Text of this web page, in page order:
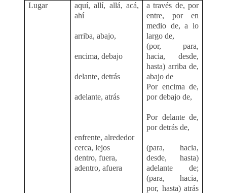
Lugar
aquí, allí, allá, acá,
ahí
arriba, abajo,
encima, debajo
delante, detrás
adelante, atrás
enfrente, alrededor
cerca, lejos
dentro, fuera,
adentro, afuera
a través de, por
entre, por en
medio de, a lo
largo de,
(por, para,
hacia, desde,
hasta) arriba de,
abajo de
Por encima de,
por debajo de,
Por delante de,
por detrás de,
(para, hacia,
desde, hasta)
adelante de;
(para, hacia,
por, hasta) atrás